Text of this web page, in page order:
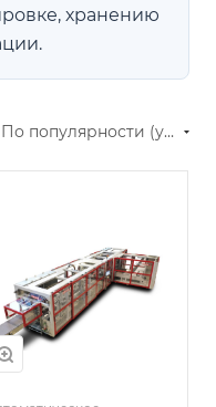
хранению
По популярности (убывание)